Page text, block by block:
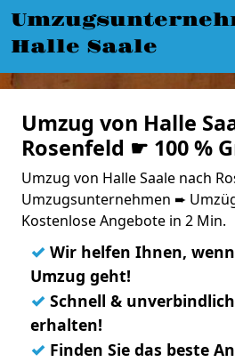
Halle Saale
Umzug von Halle
Rosenfeld ☛ 100 %
Umzug von Halle Saale nach
Umzugsunternehmen ➨
Kostenlose Angebote in 2 Min.
✓ Wir helfen Ihnen,
Umzug geht!
✓ Schnell &
erhalten!
✓ Finden Sie das beste